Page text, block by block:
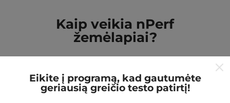
Kaip veikia nPerf
žemėlapiai?
Eikite į programą, kad gautumėte
geriausią greičio testo patirtį!